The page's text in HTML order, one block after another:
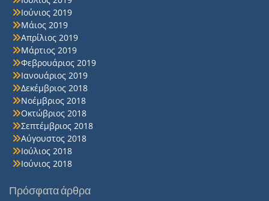
Ιούνιος 2019
Μάιος 2019
Απρίλιος 2019
Μάρτιος 2019
Φεβρουάριος 2019
Ιανουάριος 2019
Δεκέμβριος 2018
Νοέμβριος 2018
Οκτώβριος 2018
Σεπτέμβριος 2018
Αύγουστος 2018
Ιούλιος 2018
Ιούνιος 2018
Πρόσφατα άρθρα